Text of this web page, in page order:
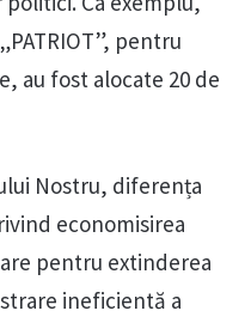
pentru
au fost alocate 20 de
Nostru, diferența
economisirea
pentru extinderea
ineficientă a